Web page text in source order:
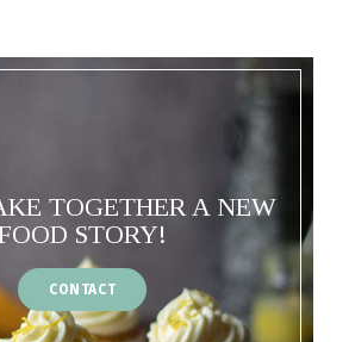
TOGETHER A NEW
STORY!
CONTACT